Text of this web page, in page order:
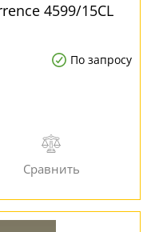
4599/15CL
По запросу